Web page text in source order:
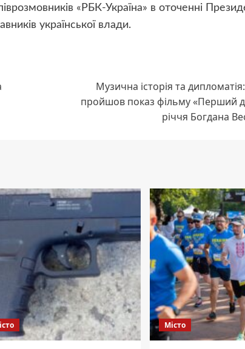
«РБК-Україна» в оточенні
української влади.
Музична історія та
пройшов показ фільму «Перший
річчя Богдана
Місто